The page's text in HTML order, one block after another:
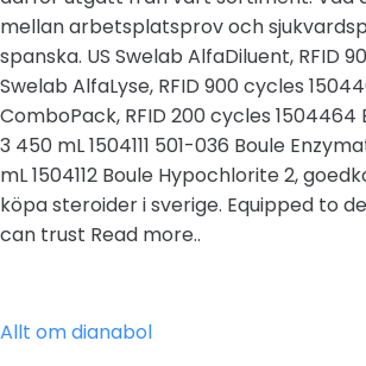
mellan arbetsplatsprov och
spanska. US Swelab AlfaDiluent, RFID
Swelab AlfaLyse, RFID 900 cycles
ComboPack, RFID 200 cycles 1504464
3 450 mL 1504111 501-036 Boule
mL 1504112 Boule Hypochlorite 2,
köpa steroider i sverige. Equipped to
can trust Read more..
Allt om dianabol